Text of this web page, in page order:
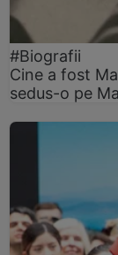
#Biografii
Cine a fost
sedus-o pe